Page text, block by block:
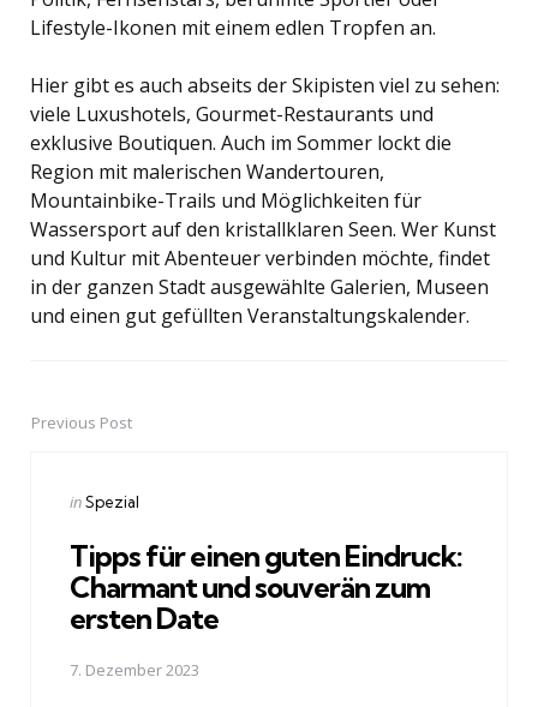
Lifestyle-Ikonen mit einem edlen Tropfen an.
Hier gibt es auch abseits der Skipisten viel zu sehen:
viele Luxushotels, Gourmet-Restaurants und
exklusive Boutiquen. Auch im Sommer lockt die
Region mit malerischen Wandertouren,
Mountainbike-Trails und Möglichkeiten für
Wassersport auf den kristallklaren Seen. Wer Kunst
und Kultur mit Abenteuer verbinden möchte, findet
in der ganzen Stadt ausgewählte Galerien, Museen
und einen gut gefüllten Veranstaltungskalender.
PostPrevious Post
Posted
inSpezial
Tipps für einen guten Eindruck:
Charmant und souverän zum
ersten Date
7. Dezember 2023